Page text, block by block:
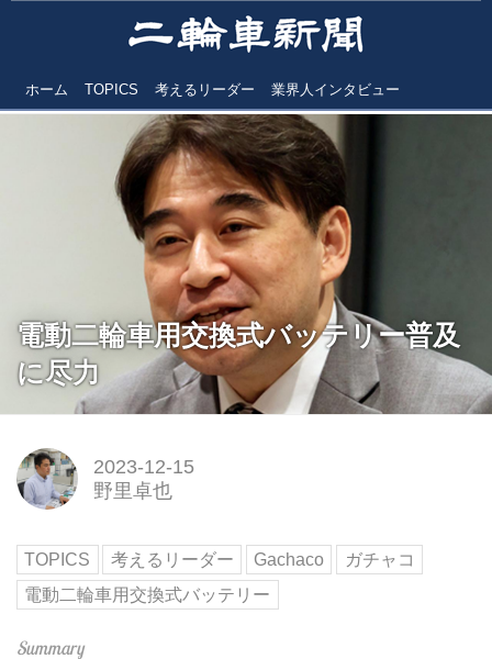
ホーム TOPICS 考えるリーダー 業界人インタビュー
電動二輪車用交換式バッテリー普及
に尽力
2023-12-15
野里卓也
TOPICS 考えるリーダー Gachaco
ガチャコ
電動二輪車用交換式バッテリー